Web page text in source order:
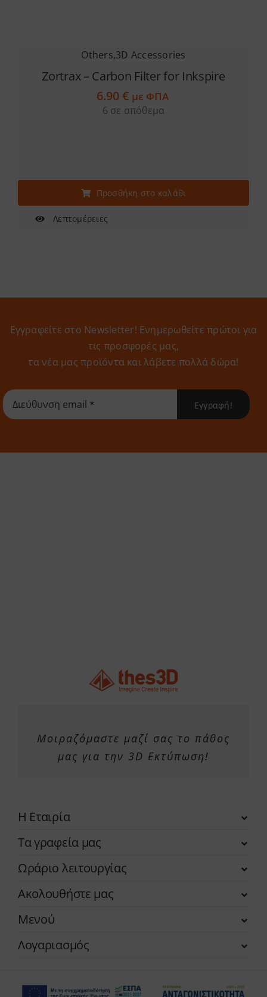
Others,3D Accessories
Zortrax – Carbon Filter for Inkspire
6.90€ με ΦΠΑ
6 σε απόθεμα
Προσθήκη στο καλάθι
Λεπτομέρειες
Εγγραφείτε στο Newsletter! Eνημερωθείτε πρώτοι για
τις προσφορές μας,
τα νέα μας προϊόντα και λάβετε πολλά δώρα!
Εγγραφή!
Μοιραζόμαστε μαζί σας το πάθος
μας για την 3D Εκτύπωση!
Η Εταιρία
Τα γραφεία μας
Ωράριο λειτουργίας
Ακολουθήστε μας
Μενού
Λογαριασμός